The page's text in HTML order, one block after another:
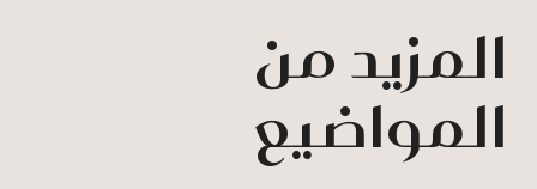
المزيد من
المواضيع